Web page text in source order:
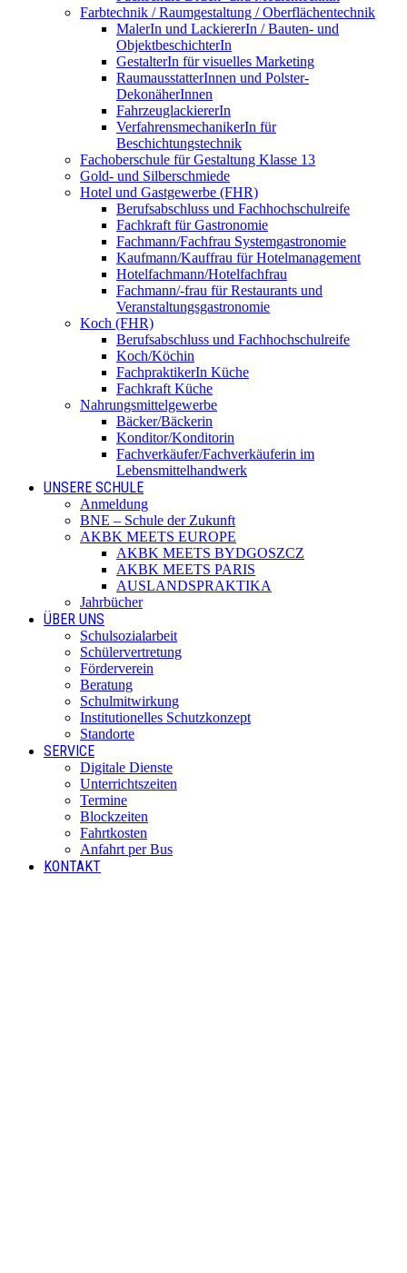
Farbtechnik / Raumgestaltung / Oberflächentechnik
MalerIn und LackiererIn / Bauten- und
ObjektbeschichterIn
GestalterIn für visuelles Marketing
RaumausstatterInnen und Polster-
DekonäherInnen
FahrzeuglackiererIn
VerfahrensmechanikerIn für
Beschichtungstechnik
Fachoberschule für Gestaltung Klasse 13
Gold- und Silberschmiede
Hotel und Gastgewerbe (FHR)
Berufsabschluss und Fachhochschulreife
Fachkraft für Gastronomie
Fachmann/Fachfrau Systemgastronomie
Kaufmann/Kauffrau für Hotelmanagement
Hotelfachmann/Hotelfachfrau
Fachmann/-frau für Restaurants und
Veranstaltungsgastronomie
Koch (FHR)
Berufsabschluss und Fachhochschulreife
Koch/Köchin
FachpraktikerIn Küche
Fachkraft Küche
Nahrungsmittelgewerbe
Bäcker/Bäckerin
Konditor/Konditorin
Fachverkäufer/Fachverkäuferin im
Lebensmittelhandwerk
UNSERE SCHULE
Anmeldung
BNE – Schule der Zukunft
AKBK MEETS EUROPE
AKBK MEETS BYDGOSZCZ
AKBK MEETS PARIS
AUSLANDSPRAKTIKA
Jahrbücher
ÜBER UNS
Schulsozialarbeit
Schülervertretung
Förderverein
Beratung
Schulmitwirkung
Institutionelles Schutzkonzept
Standorte
SERVICE
Digitale Dienste
Unterrichtszeiten
Termine
Blockzeiten
Fahrtkosten
Anfahrt per Bus
KONTAKT